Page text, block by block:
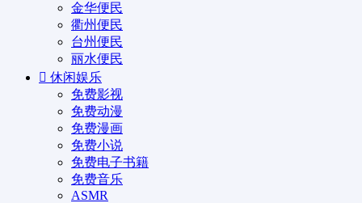
金华便民
衢州便民
台州便民
丽水便民
休闲娱乐
免费影视
免费动漫
免费漫画
免费小说
免费电子书籍
免费音乐
ASMR